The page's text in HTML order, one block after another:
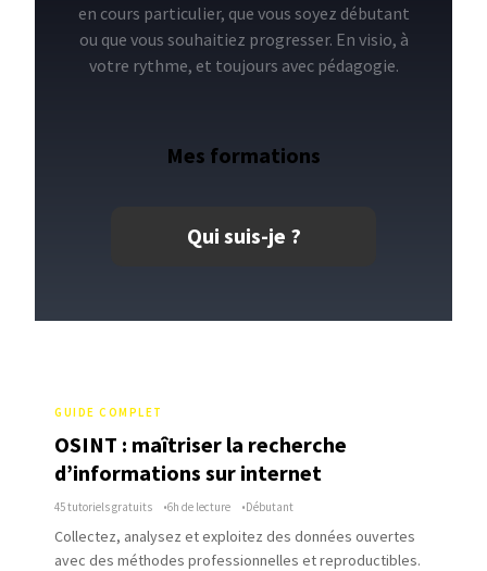
en cours particulier, que vous soyez débutant
ou que vous souhaitiez progresser. En visio, à
votre rythme, et toujours avec pédagogie.
Mes formations
Qui suis-je ?
GUIDE COMPLET
OSINT : maîtriser la recherche
d’informations sur internet
45 tutoriels gratuits 6h de lecture Débutant
Collectez, analysez et exploitez des données ouvertes
avec des méthodes professionnelles et reproductibles.